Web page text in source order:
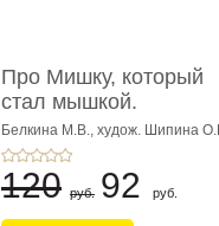
Про Мишку, который
стал мышкой.
Терапевтическа ...
Белкина М.В., худож. Шипина
120 руб. 92 руб.